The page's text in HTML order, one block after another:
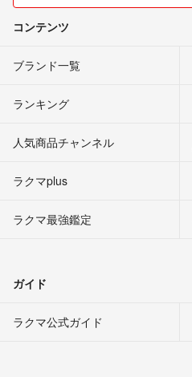
コンテンツ
ブランド一覧
ランキング
人気商品チャンネル
ラクマplus
ラクマ最強鑑定
ガイド
ラクマ公式ガイド